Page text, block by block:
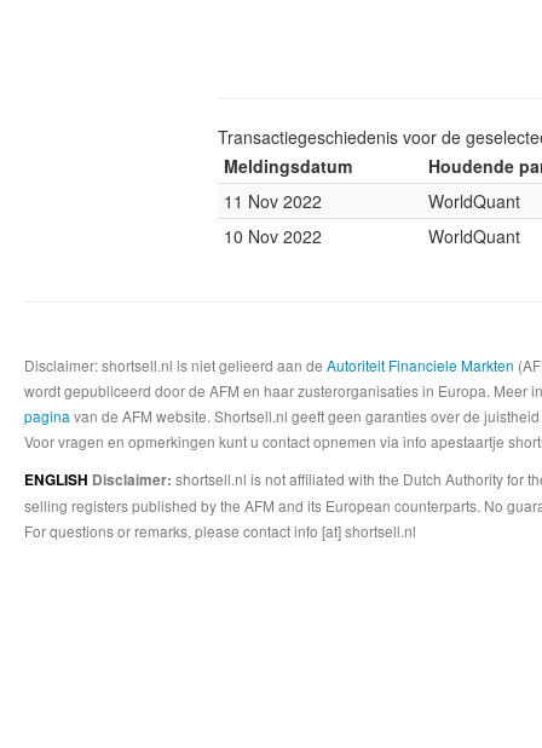
Transactiegeschiedenis voor de
Meldingsdatum
Houdende
11 Nov 2022
WorldQuant
10 Nov 2022
WorldQuant
Disclaimer: shortsell.nl is niet gelieerd aan de Autoriteit Financiele Markten
wordt gepubliceerd door de AFM en haar zusterorganisaties in Europa.
pagina van de AFM website. Shortsell.nl geeft geen garanties over de
Voor vragen en opmerkingen kunt u contact opnemen via info apestaartje
ENGLISH Disclaimer: shortsell.nl is not affiliated with the Dutch Authority for
selling registers published by the AFM and its European counterparts. No
For questions or remarks, please contact info [at] shortsell.nl